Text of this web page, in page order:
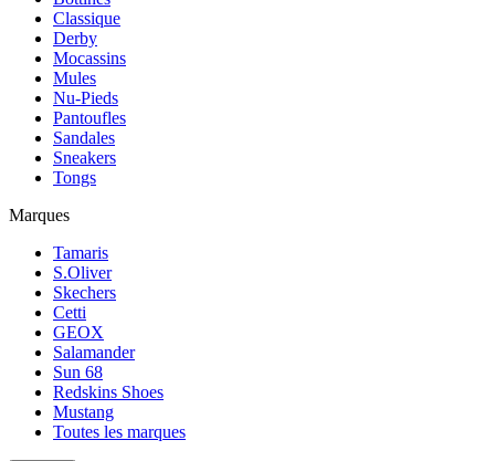
Classique
Derby
Mocassins
Mules
Nu-Pieds
Pantoufles
Sandales
Sneakers
Tongs
Marques
Tamaris
S.Oliver
Skechers
Cetti
GEOX
Salamander
Sun 68
Redskins Shoes
Mustang
Toutes les marques